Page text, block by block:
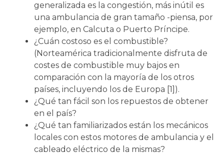
generalizada es la congestión, más inútil es
una ambulancia de gran tamaño -piensa, por
ejemplo, en Calcuta o Puerto Príncipe.
¿Cuán costoso es el combustible?
(Norteamérica tradicionalmente disfruta de
costes de combustible muy bajos en
comparación con la mayoría de los otros
países, incluyendo los de Europa [1]).
¿Qué tan fácil son los repuestos de obtener
en el país?
¿Qué tan familiarizados están los mecánicos
locales con estos motores de ambulancia y el
cableado eléctrico de la mismas?